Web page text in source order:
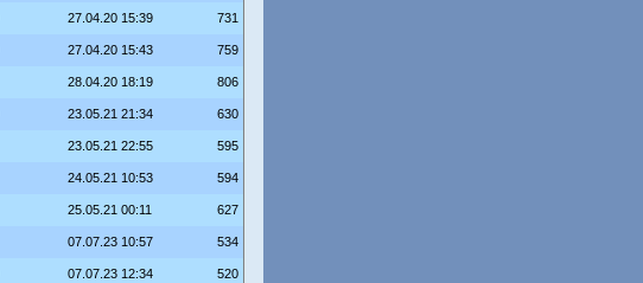
27.04.20 15:39 731
27.04.20 15:43 759
28.04.20 18:19 806
23.05.21 21:34 630
23.05.21 22:55 595
24.05.21 10:53 594
25.05.21 00:11 627
07.07.23 10:57 534
07.07.23 12:34 520